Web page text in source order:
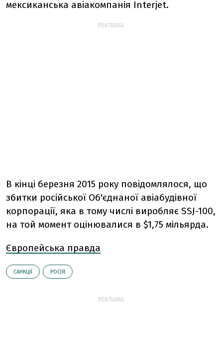
мексиканська авіакомпанія Interjet.
РЕКЛАМА:
В кінці березня 2015 року повідомлялося, що
збитки російської Об'єднаної авіабудівної
корпорації, яка в тому числі виробляє SSJ-100,
на той момент оцінювалися в $1,75 мільярда.
Європейська правда
САНКЦІЇ РОСІЯ
РЕКЛАМА: